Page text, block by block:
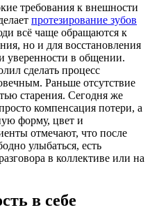
требования к внешности
протезирование зубов
всё чаще обращаются к
но и для восстановления
уверенности в общении.
сделать процесс
Раньше отсутствие
старения. Сегодня же
компенсация потери, а
форму, цвет и
отмечают, что после
улыбаться, есть
в коллективе или на
в себе